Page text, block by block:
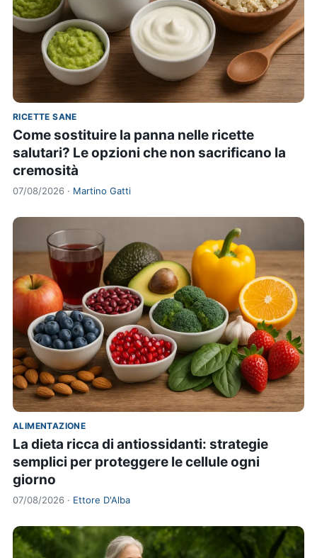
RICETTE SANE
Come sostituire la panna nelle ricette
salutari? Le opzioni che non sacrificano la
cremosità
07/08/2026 · Martino Gatti
ALIMENTAZIONE
La dieta ricca di antiossidanti: strategie
semplici per proteggere le cellule ogni
giorno
07/08/2026 · Ettore D'Alba